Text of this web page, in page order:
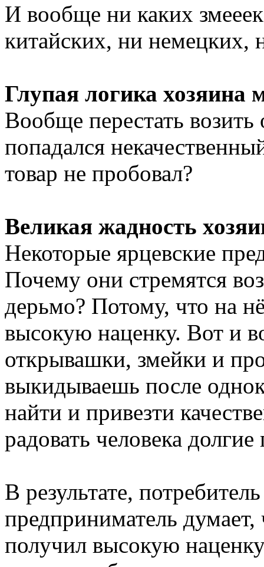
И вообще ни каких
китайских, ни немецких,
Глупая логика хозяина
Вообще перестать
попадался
товар не пробовал?
Великая жадность
Некоторые ярцевские
Почему они стремятся
дерьмо? Потому, что на
высокую наценку. Вот и
открывашки, змейки и
выкидываешь после
найти и привезти
радовать человека долгие
В результате,
предприниматель
получил высокую